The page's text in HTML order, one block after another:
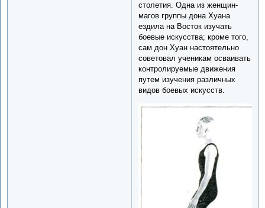
столетия. Одна из женщин-
магов группы дона Хуана
ездила на Восток изучать
боевые искусства; кроме того,
сам дон Хуан настоятельно
советовал ученикам осваивать
контролируемые движения
путем изучения различных
видов боевых искусств.